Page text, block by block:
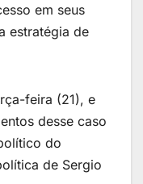
em seus
estratégia de
feira (21), e
desse caso
do
de Sergio